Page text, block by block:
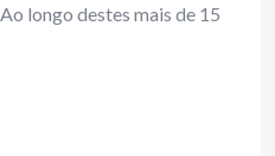
longo destes mais de 15